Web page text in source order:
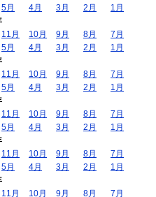
5月 4月 3月 2月
1月
11月 10月 9月 8月
7月
5月 4月 3月 2月
1月
11月 10月 9月 8月
7月
5月 4月 3月 2月
1月
11月 10月 9月 8月
7月
5月 4月 3月 2月
1月
11月 10月 9月 8月
7月
5月 4月 3月 2月
1月
11月 10月 9月 8月 7月